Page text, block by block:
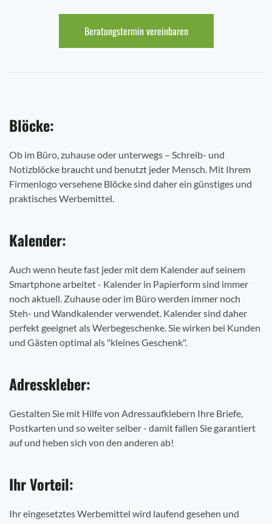
Beratungstermin vereinbaren
Blöcke:
Ob im Büro, zuhause oder unterwegs – Schreib- und
Notizblöcke braucht und benutzt jeder Mensch. Mit Ihrem
Firmenlogo versehene Blöcke sind daher ein günstiges und
praktisches Werbemittel.
Kalender:
Auch wenn heute fast jeder mit dem Kalender auf seinem
Smartphone arbeitet - Kalender in Papierform sind immer
noch aktuell. Zuhause oder im Büro werden immer noch
Steh- und Wandkalender verwendet. Kalender sind daher
perfekt geeignet als Werbegeschenke. Sie wirken bei Kunden
und Gästen optimal als "kleines Geschenk".
Adresskleber:
Gestalten Sie mit Hilfe von Adressaufklebern Ihre Briefe,
Postkarten und so weiter selber - damit fallen Sie garantiert
auf und heben sich von den anderen ab!
Ihr Vorteil:
Ihr eingesetztes Werbemittel wird laufend gesehen und